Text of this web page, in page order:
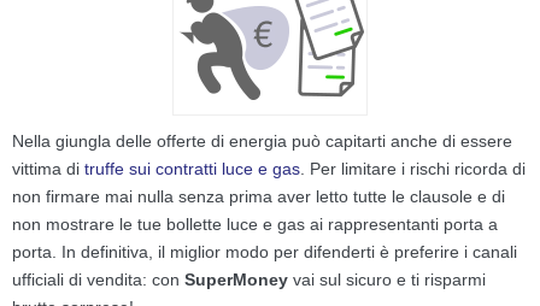
Nella giungla delle offerte di energia può capitarti anche di essere
vittima di truffe sui contratti luce e gas . Per limitare i rischi ricorda di
non firmare mai nulla senza prima aver letto tutte le clausole e di
non mostrare le tue bollette luce e gas ai rappresentanti porta a
porta. In definitiva, il miglior modo per difenderti è preferire i canali
ufficiali di vendita: con SuperMoney vai sul sicuro e ti risparmi